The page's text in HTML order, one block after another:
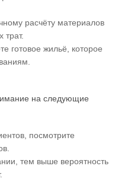
расчёту материалов
трат.
готовое жильё, которое
на следующие
посмотрите
тем выше вероятность